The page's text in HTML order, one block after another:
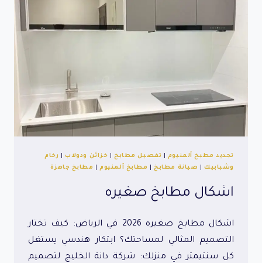
تجديد مطبخ ألمنيوم تفصيل مطابخ| خزائن ودولاب|
رخام
وشبابيك| صيانة مطابخ| مطابخ ألمنيوم| مطابخ جاهزة
اشكال مطابخ صغيره
اشكال مطابخ صغيره 2026 في الرياض: كيف تختار
التصميم المثالي لمساحتك؟ ابتكار هندسي يستغل
كل سنتيمتر في منزلك: شركة دانة الخليج لتصميم